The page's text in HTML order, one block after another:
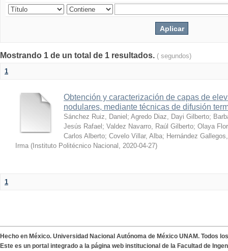
Mostrando 1 de un total de 1 resultados. ( segundos)
1
Obtención y caracterización de capas de
nodulares, mediante técnicas de difusión
Sánchez Ruiz, Daniel ; Agredo Diaz, Dayi Gilberto;
Jesús Rafael ; Valdez Navarro, Raúl Gilberto; Olaya
Carlos Alberto; Covelo Villar, Alba; Hernández
Irma ( Instituto Politécnico Nacional , 2020-04-27)
1
Hecho en México. Universidad Nacional Autónoma de México UNAM. Todos
Este es un portal integrado a la página web institucional de la Facultad de